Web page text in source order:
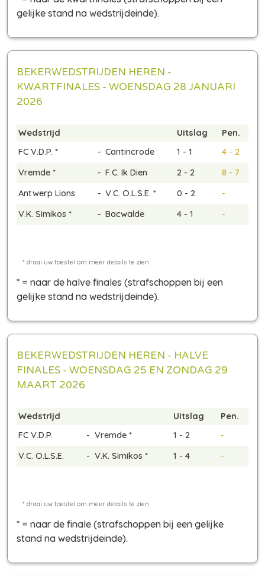
gelijke stand na wedstrijdeinde).
BEKERWEDSTRIJDEN HEREN -
KWARTFINALES - WOENSDAG 28 JANUARI
2026
Wedstrijd Uitslag
Pen.
FC V.D.P. *
- Cantincrode 1 - 1
4 - 2
Vremde *
- F.C. Ik Dien 2 - 2
8 - 7
Antwerp Lions
- V.C. O.L.S.E. * 0 - 2
-
V.K. Simikos *
- Bacwalde 4 - 1 -
* = naar de halve finales (strafschoppen bij een
gelijke stand na wedstrijdeinde).
BEKERWEDSTRIJDEN HEREN - HALVE
FINALES - WOENSDAG 25 EN ZONDAG 29
MAART 2026
Wedstrijd Uitslag
Pen.
FC V.D.P.
- Vremde * 1 - 2
-
V.C. O.L.S.E.
- V.K. Simikos * 1 - 4 -
* = naar de finale (strafschoppen bij een gelijke
stand na wedstrijdeinde).